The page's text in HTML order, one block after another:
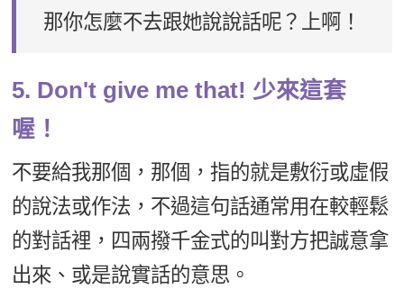
那你怎麼不去跟她說說話呢？上啊！
5. Don't give me that! 少來這套
喔！
不要給我那個，那個，指的就是敷衍或虛假
的說法或作法，不過這句話通常用在較輕鬆
的對話裡，四兩撥千金式的叫對方把誠意拿
出來、或是說實話的意思。